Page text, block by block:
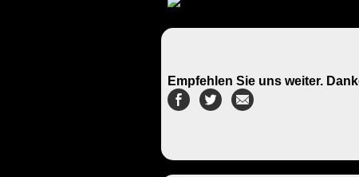
Empfehlen Sie uns weiter.